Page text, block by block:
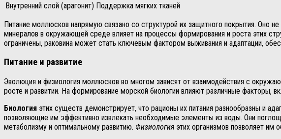
Внутренний слой (арагонит) Поддержка мягких тканей
Питание моллюсков напрямую связано со структурой их защитного покрытия. Оно
минералов в окружающей среде влияет на процессы формирования и роста этих
ограничены, раковина может стать ключевым фактором выживания и адаптации,
Питание и развитие
Эволюция и физиология моллюсков во многом зависят от взаимодействия с
росте и развитии. На формирование морской биологии влияют различные факторы,
Биология этих существ демонстрирует, что рационы их питания разнообразны и
позволяющие им эффективно извлекать необходимые элементы из воды. Они
метаболизму и оптимальному развитию. Физиология этих организмов позволяет им